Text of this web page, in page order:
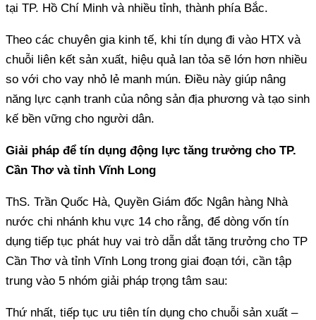
tại TP. Hồ Chí Minh và nhiều tỉnh, thành phía Bắc.
Theo các chuyên gia kinh tế, khi tín dụng đi vào HTX và
chuỗi liên kết sản xuất, hiệu quả lan tỏa sẽ lớn hơn nhiều
so với cho vay nhỏ lẻ manh mún. Điều này giúp nâng
năng lực cạnh tranh của nông sản địa phương và tạo sinh
kế bền vững cho người dân.
Giải pháp để tín dụng động lực tăng trưởng cho TP.
Cần Thơ và tỉnh Vĩnh Long
ThS. Trần Quốc Hà, Quyền Giám đốc Ngân hàng Nhà
nước chi nhánh khu vực 14 cho rằng, để dòng vốn tín
dụng tiếp tục phát huy vai trò dẫn dắt tăng trưởng cho TP
Cần Thơ và tỉnh Vĩnh Long trong giai đoạn tới, cần tập
trung vào 5 nhóm giải pháp trọng tâm sau:
Thứ nhất, tiếp tục ưu tiên tín dụng cho chuỗi sản xuất –